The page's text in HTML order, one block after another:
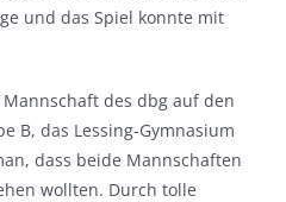
und das Spiel konnte mit
des dbg auf den
B, das Lessing-Gymnasium
dass beide Mannschaften
wollten. Durch tolle